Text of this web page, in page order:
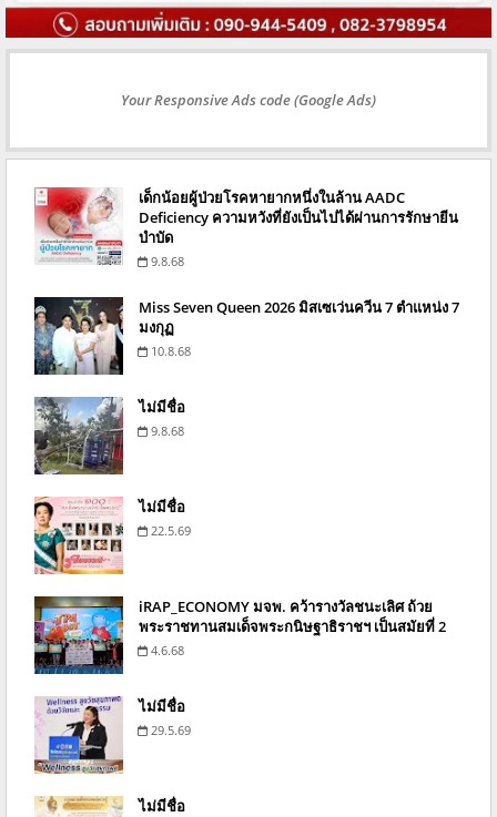
Your Responsive Ads code (Google Ads)
เด็กน้อยผู้ป่วยโรคหายากหนึ่งในล้าน AADC
Deficiency ความหวังที่ยังเป็นไปได้ผ่านการรักษายีน
บำบัด
9.8.68
Miss Seven Queen 2026 มิสเซเว่นควีน 7 ตำแหน่ง 7
มงกุฏ
10.8.68
ไม่มีชื่อ
9.8.68
ไม่มีชื่อ
22.5.69
iRAP_ECONOMY มจพ. คว้ารางวัลชนะเลิศ ถ้วย
พระราชทานสมเด็จพระกนิษฐาธิราชฯ เป็นสมัยที่ 2
4.6.68
ไม่มีชื่อ
29.5.69
ไม่มีชื่อ